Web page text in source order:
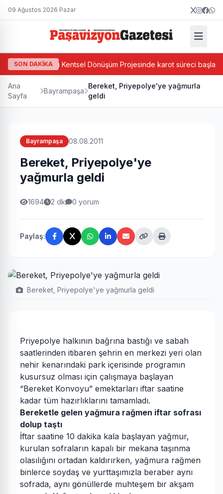
09 Ağustos 2026 Pazar
SON DAKİKA
Ada Bazlı Kentsel Dönüşüm Projesinde karot süreci başladı
Ana
Sayfa
Bayrampaşa
Bereket, Priyepolye'ye yağmurla
geldi
Bayrampaşa 08.08.2011
Bereket, Priyepolye'ye
yağmurla geldi
1694 2 dk 0 yorum
Paylaş:
Bereket, Priyepolye'ye yağmurla geldi
Priyepolye halkının bağrına bastığı ve sabah
saatlerinden itibaren şehrin en merkezi yeri olan
nehir kenarındaki park içerisinde programın
kusursuz olması için çalışmaya başlayan
“Bereket Konvoyu” emektarları iftar saatine
kadar tüm hazırlıklarını tamamladı.
Bereketle gelen yağmura rağmen iftar sofrası
dolup taştı
İftar saatine 10 dakika kala başlayan yağmur,
kurulan sofraların kapalı bir mekana taşınma
olasılığını ortadan kaldırırken, yağmura rağmen
binlerce soydaş ve yurttaşımızla beraber aynı
sofrada, aynı gönüllerde muhteşem bir akşam